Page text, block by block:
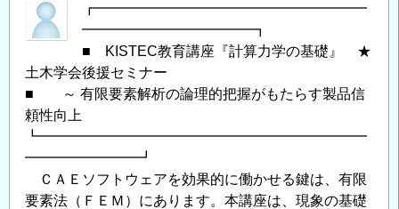
数
学」
～
科
学、
に
活
┏━━━━━━━━━━━━━━━━━━━
━━━━━━━━━━━━┓
■ KISTEC教育講座『計算力学の基礎』 ★
土木学会後援セミナー
■ ～ 有限要素解析の論理的把握がもたらす製品信
頼性向上
┗━━━━━━━━━━━━━━━━━━━━━━━
━━━━━━━━┛
ＣＡＥソフトウェアを効果的に働かせる鍵は、有限
要素法（ＦＥＭ）にあります。本講座は、現象の基礎